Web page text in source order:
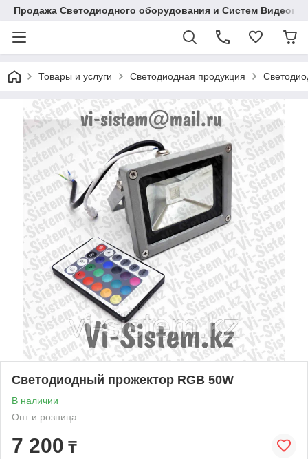
Продажа Светодиодного оборудования и Систем
Товары и услуги Светодиодная продукция
Светодиодный прожектор RGB 50W
В наличии
Опт и розница
7 200 ₸